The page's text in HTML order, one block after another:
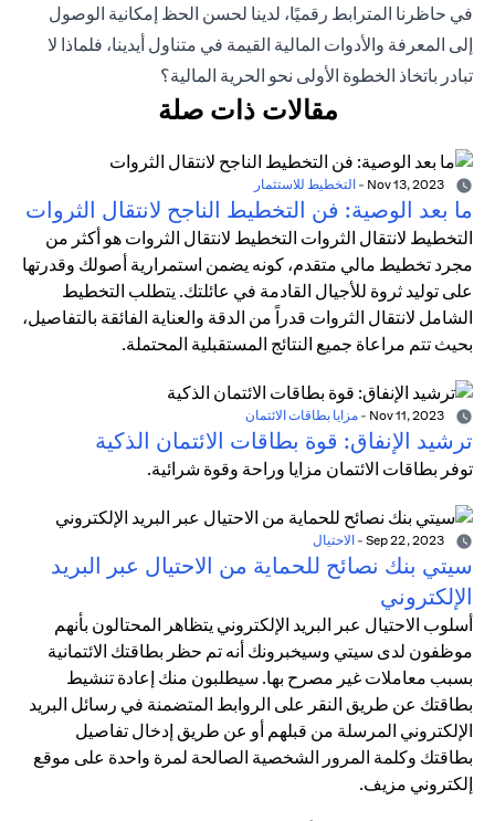
في حاظرنا المترابط رقميًا، لدينا لحسن الحظ إمكانية الوصول
إلى المعرفة والأدوات المالية القيمة في متناول أيدينا، فلماذا لا
تبادر باتخاذ الخطوة الأولى نحو الحرية المالية؟
مقالات ذات صلة
- التخطيط للاستثمار
ما بعد الوصية: فن التخطيط الناجح لانتقال الثروات
التخطيط لانتقال الثروات التخطيط لانتقال الثروات هو أكثر من
مجرد تخطيط مالي متقدم، كونه يضمن استمرارية أصولك وقدرتها
على توليد ثروة للأجيال القادمة في عائلتك. يتطلب التخطيط
الشامل لانتقال الثروات قدراً من الدقة والعناية الفائقة بالتفاصيل،
بحيث تتم مراعاة جميع النتائج المستقبلية المحتملة.
- مزايا بطاقات الائتمان
ترشيد الإنفاق: قوة بطاقات الائتمان الذكية
توفر بطاقات الائتمان مزايا وراحة وقوة شرائية.
- الاحتيال
سيتي بنك نصائح للحماية من الاحتيال عبر البريد
الإلكتروني
أسلوب الاحتيال عبر البريد الإلكتروني يتظاهر المحتالون بأنهم
موظفون لدى سيتي وسيخبرونك أنه تم حظر بطاقتك الائتمانية
بسبب معاملات غير مصرح بها. سيطلبون منك إعادة تنشيط
بطاقتك عن طريق النقر على الروابط المتضمنة في رسائل البريد
الإلكتروني المرسلة من قبلهم أو عن طريق إدخال تفاصيل
بطاقتك وكلمة المرور الشخصية الصالحة لمرة واحدة على موقع
إلكتروني مزيف.